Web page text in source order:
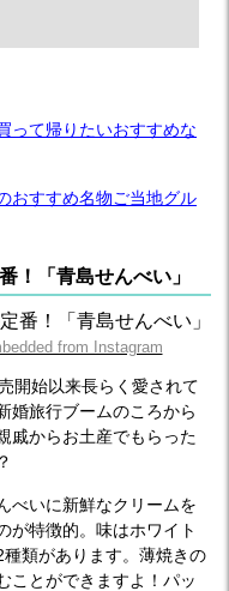
って帰りたいおすすめな
おすすめ名物ご当地グル
！「青島せんべい」
from Instagram
開始以来長らく愛されて
婚旅行ブームのころから
戚からお土産でもらった
べいに新鮮なクリームを
が特徴的。味はホワイト
類があります。薄焼きの
ことができますよ！パッ